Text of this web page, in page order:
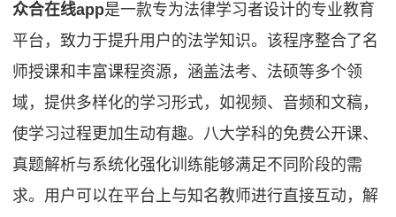
众合在线app是一款专为法律学习者设计的专业教育
平台，致力于提升用户的法学知识。该程序整合了名
师授课和丰富课程资源，涵盖法考、法硕等多个领
域，提供多样化的学习形式，如视频、音频和文稿，
使学习过程更加生动有趣。八大学科的免费公开课、
真题解析与系统化强化训练能够满足不同阶段的需
求。用户可以在平台上与知名教师进行直接互动，解